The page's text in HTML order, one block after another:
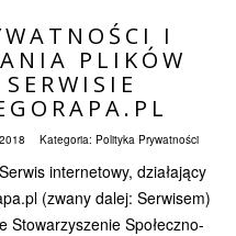
I
PLIKÓW
Kategoria: Polityka Prywatności
internetowy, działający
(zwany dalej: Serwisem)
Stowarzyszenie Społeczno-